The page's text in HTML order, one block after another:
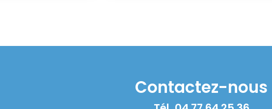
Contactez-nous